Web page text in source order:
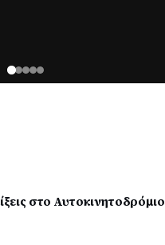
στο Αυτοκινητοδρόμιο